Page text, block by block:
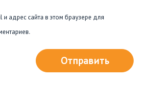
адрес сайта в этом браузере для
Отправить